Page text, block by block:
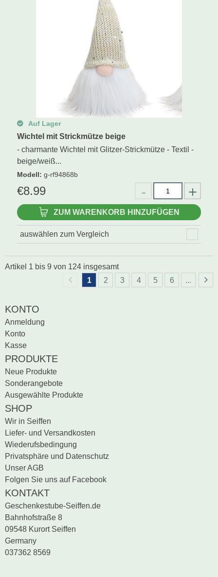
Auf Lager
Wichtel mit Strickmütze beige
- charmante Wichtel mit Glitzer-Strickmütze - Textil -
beige/weiß...
Modell: g-rf94868b
€8.99
ZUM WARENKORB HINZUFÜGEN
auswählen zum Vergleich
Artikel 1 bis 9 von 124 insgesamt
1
2 3 4 5 6 ...
KONTO
Anmeldung
Konto
Kasse
PRODUKTE
Neue Produkte
Sonderangebote
Ausgewählte Produkte
SHOP
Wir in Seiffen
Liefer- und Versandkosten
Wiederufsbedingung
Privatsphäre und Datenschutz
Unser AGB
Folgen Sie uns auf Facebook
KONTAKT
Geschenkestube-Seiffen.de
Bahnhofstraße 8
09548 Kurort Seiffen
Germany
037362 8569